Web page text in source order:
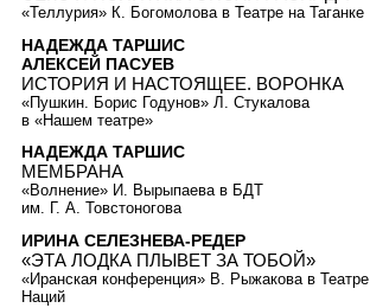
«Теллурия» К. Богомолова в Театре на Таганке
НАДЕЖДА ТАРШИС
АЛЕКСЕЙ ПАСУЕВ
ИСТОРИЯ И НАСТОЯЩЕЕ. ВОРОНКА
«Пушкин. Борис Годунов» Л. Стукалова
в «Нашем театре»
НАДЕЖДА ТАРШИС
МЕМБРАНА
«Волнение» И. Вырыпаева в БДТ
им. Г. А. Товстоногова
ИРИНА СЕЛЕЗНЕВА-РЕДЕР
«ЭТА ЛОДКА ПЛЫВЕТ ЗА ТОБОЙ»
«Иранская конференция» В. Рыжакова в Театре
Наций